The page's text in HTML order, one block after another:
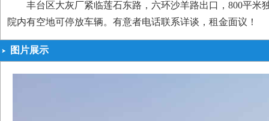
丰台区大灰厂紧临莲石东路，六环沙羊路出口，800平
院内有空地可停放车辆。有意者电话联系详谈，租金面议！
图片展示